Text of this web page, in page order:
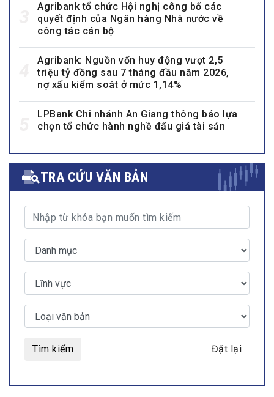
Agribank tổ chức Hội nghị công bố các
quyết định của Ngân hàng Nhà nước về
công tác cán bộ
Agribank: Nguồn vốn huy động vượt 2,5
triệu tỷ đồng sau 7 tháng đầu năm 2026,
nợ xấu kiểm soát ở mức 1,14%
LPBank Chi nhánh An Giang thông báo lựa
chọn tổ chức hành nghề đấu giá tài sản
TRA CỨU VĂN BẢN
Tìm kiếm Đặt lại